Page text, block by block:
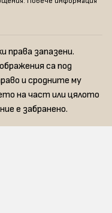
права запазени.
са под
и сродните му
на част или цялото
е забранено.